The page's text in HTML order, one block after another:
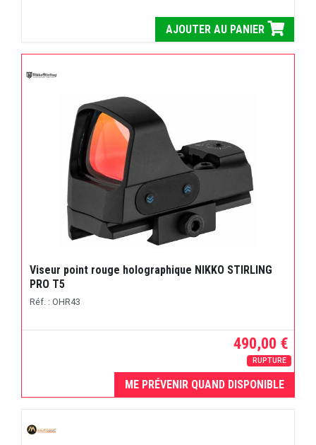
AJOUTER AU PANIER
Viseur point rouge holographique NIKKO STIRLING
PRO T5
Réf. : OHR43
490,00 €
RUPTURE
ME PRÉVENIR QUAND DISPONIBLE